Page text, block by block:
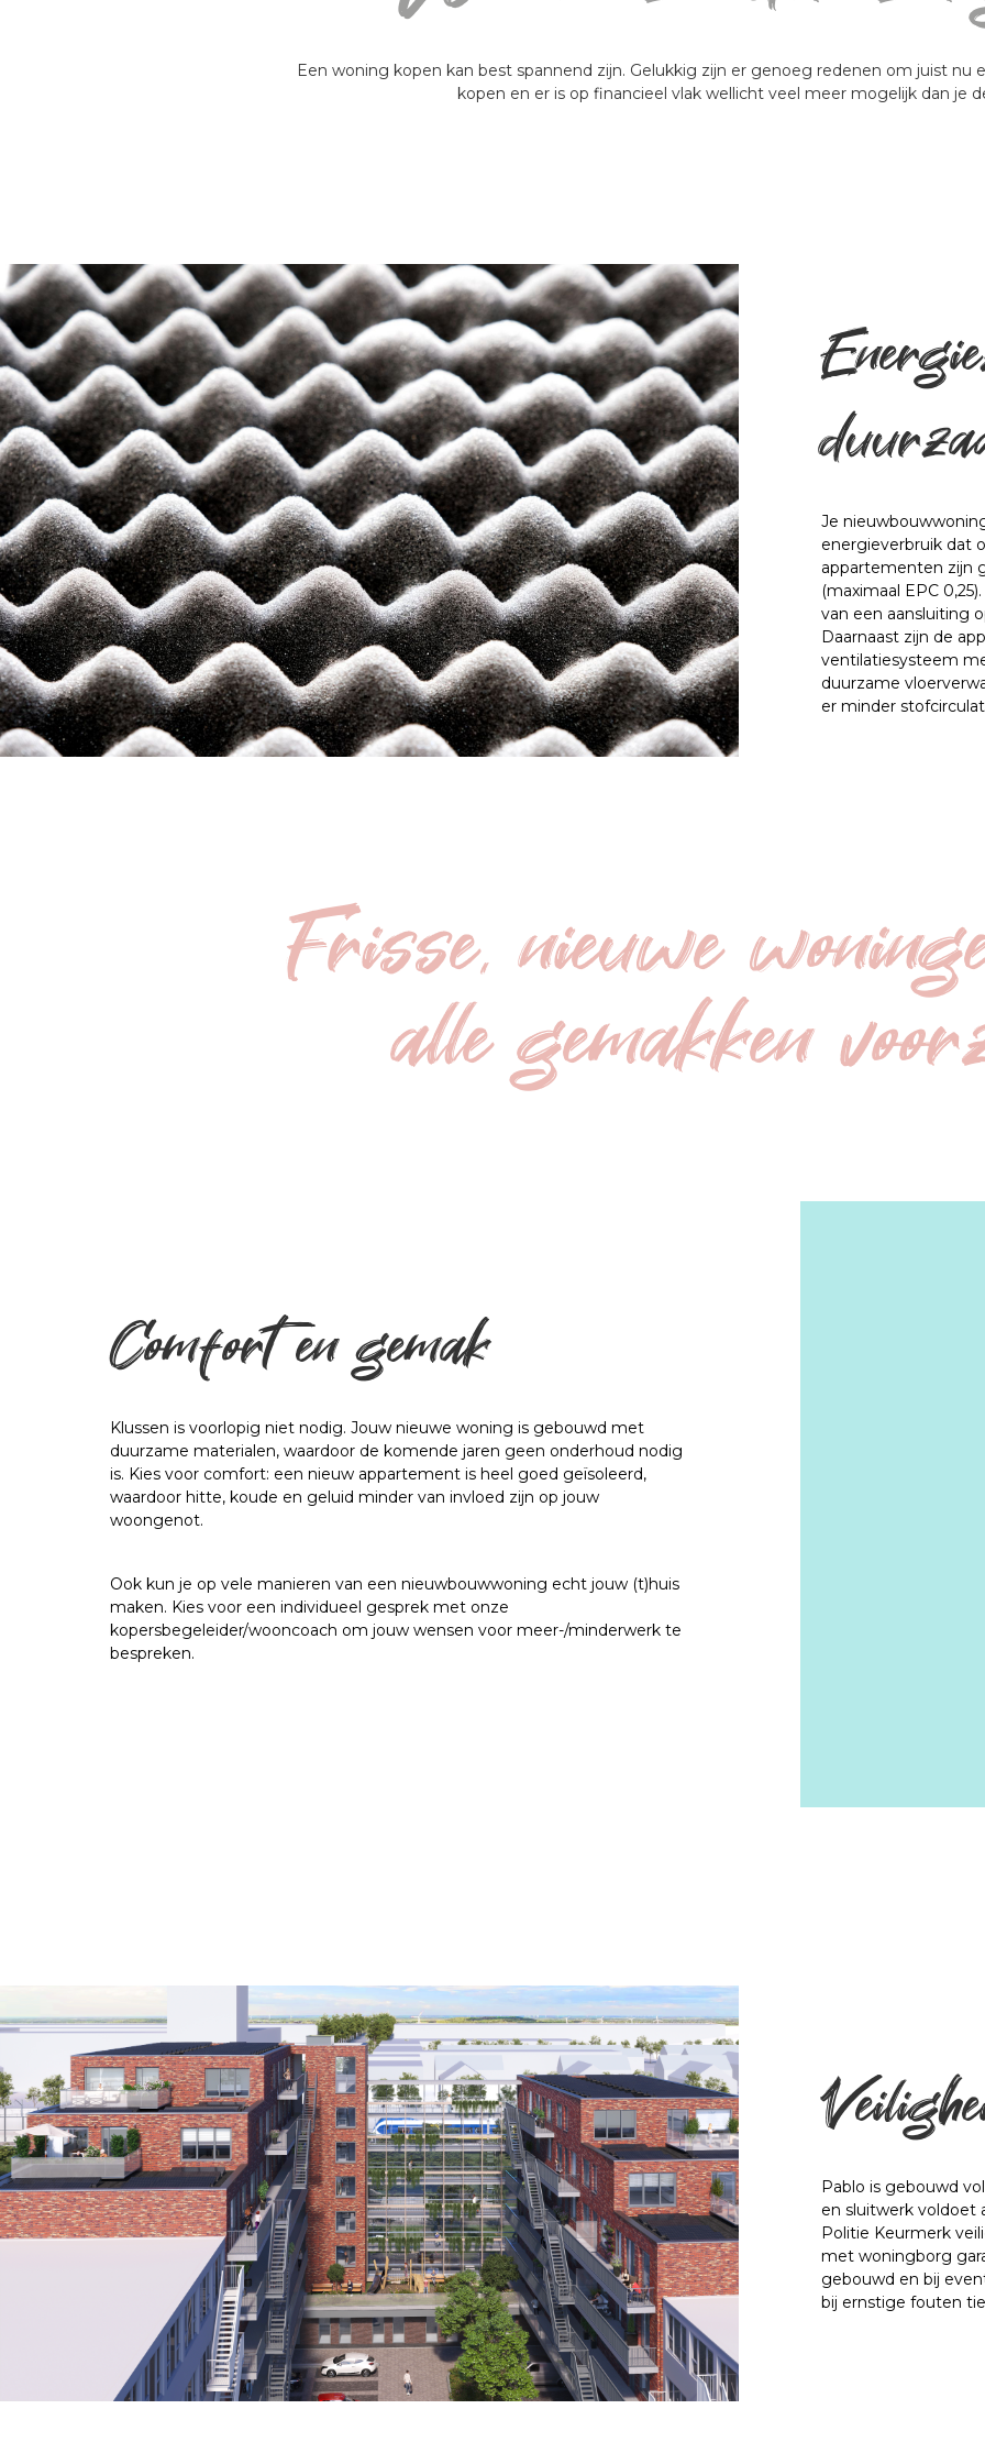
Een woning kopen kan best spannend zijn. Gelukkig zijn er genoeg redenen om juist nu
kopen en er is op financieel vlak wellicht veel meer mogelijk dan je
Je
energieverbruik dat
appartementen zijn
(maximaal EPC
van een aansluiting
Daarnaast zijn de
ventilatiesysteem
duurzame
er minder
Frisse, nieuwe
alle gemakken
Comfort en gemak
Klussen is voorlopig niet nodig. Jouw nieuwe woning is gebouwd met
duurzame materialen, waardoor de komende jaren geen onderhoud nodig
is. Kies voor comfort: een nieuw appartement is heel goed geïsoleerd,
waardoor hitte, koude en geluid minder van invloed zijn op jouw
woongenot.
Ook kun je op vele manieren van een nieuwbouwwoning echt jouw (t)huis
maken. Kies voor een individueel gesprek met onze
kopersbegeleider/wooncoach om jouw wensen voor meer-/minderwerk te
bespreken.
Pablo is gebouwd
en sluitwerk voldoet
Politie Keurmerk
met woningborg
gebouwd en bij
bij ernstige fouten